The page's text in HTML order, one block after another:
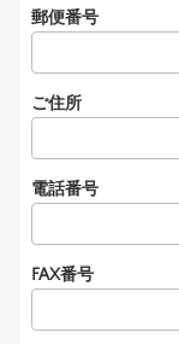
郵便番号
ご住所
電話番号
FAX番号